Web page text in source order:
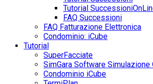
Tutorial
FAQ Successioni
FAQ Fatturazione Elettronica
Condominio: iCube
Tutorial
SuperFacciate
SimGara Software Simulazione
Condominio iCube